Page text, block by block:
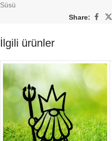
Süsü
Share:
İlgili ürünler